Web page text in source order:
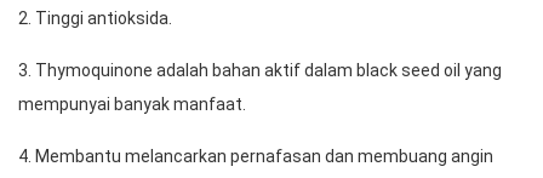
2. Tinggi antioksida.
3. Thymoquinone adalah bahan aktif dalam black seed oil yang
mempunyai banyak manfaat.
4. Membantu melancarkan pernafasan dan membuang angin